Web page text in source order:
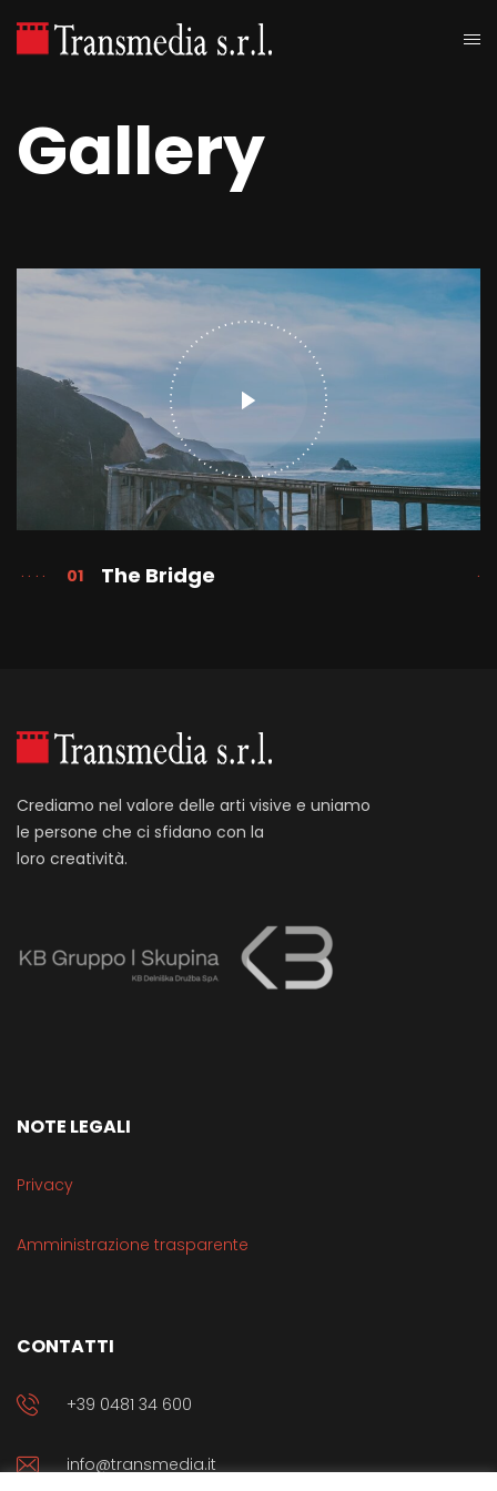
Gallery
01 The Bridge
Crediamo nel valore delle arti visive e uniamo
le persone che ci sfidano con la
loro creatività.
NOTE LEGALI
Privacy
Amministrazione trasparente
CONTATTI
+39 0481 34 600
info@transmedia.it